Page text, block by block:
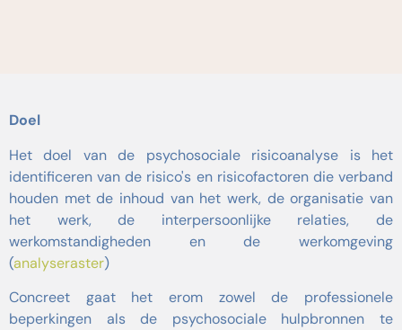
Doel
Het doel van de psychosociale risicoanalyse is het
identificeren van de risico's en risicofactoren die verband
houden met de inhoud van het werk, de organisatie van
het werk, de interpersoonlijke relaties, de
werkomstandigheden en de werkomgeving
(analyseraster)
Concreet gaat het erom zowel de professionele
beperkingen als de psychosociale hulpbronnen te